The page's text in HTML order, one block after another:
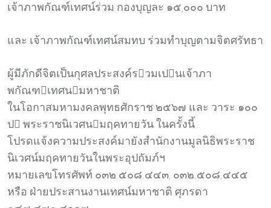
เจ้าภาพกัณฑ์เทศน์ร่วม กองบุญละ ๑๕,๐๐๐ บาท
และ เจ้าภาพกัณฑ์เทศน์สมทบ ร่วมทำบุญตามจิตศรัทธา
ผู้มีภักดีจิตเป็นกุศลประสงค์รวมเปนเจ้าภา
พกัณฑเทศนมหาชาติ
ในโอกาสมหามงคลพุทธศักราช ๒๕๖๗ และ วาระ ๑๐๐
ป พระราชนิเวศนมฤคทายวัน ในครั้งนี้
โปรดแจ้งความประสงค์มายังสำนักงานมูลนิธิพระราช
นิเวศน์มฤคทายวันในพระอุปถัมภ์ฯ
หมายเลขโทรศัพท์ ๐๓๒.๕๐๘.๔๔๓, ๐๓๒.๕๐๘.๔๔๕
หรือ ฝ่ายประสานงานเทศน์มหาชาติ ศุภรดา